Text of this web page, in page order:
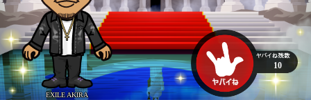
EXILE AKIRA
10